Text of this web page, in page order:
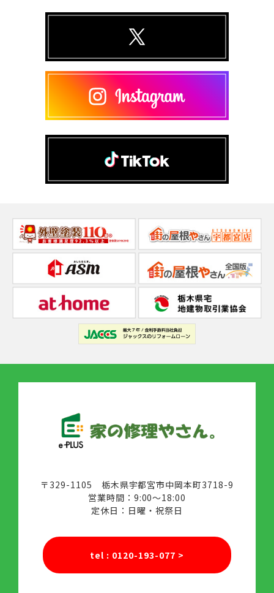
〒329-1105 栃木県宇都宮市中岡本町3718-9
営業時間：9:00～18:00
定休日：日曜・祝祭日
tel : 0120-193-077 >